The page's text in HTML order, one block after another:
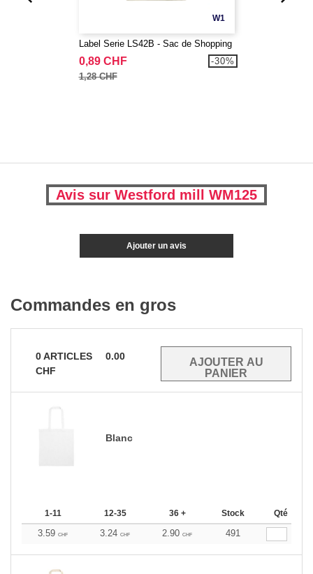
W1
Label Serie LS42B - Sac de Shopping
0,89 CHF
1,28 CHF
-30%
Avis sur Westford mill WM125
Ajouter un avis
Commandes en gros
0ARTICLES
0.00
CHF
Blanc
1-11 12-35 36 + Stock Qté
3.59 CHF 3.24 CHF 2.90 CHF 491